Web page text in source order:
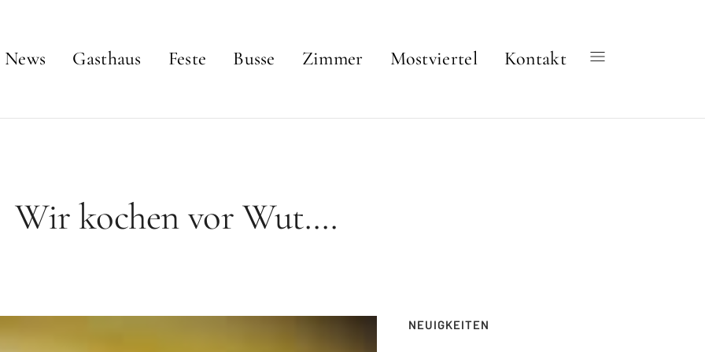
News Gasthaus Feste Busse Zimmer Mostviertel Kontakt
Wir kochen vor Wut….
NEUIGKEITEN